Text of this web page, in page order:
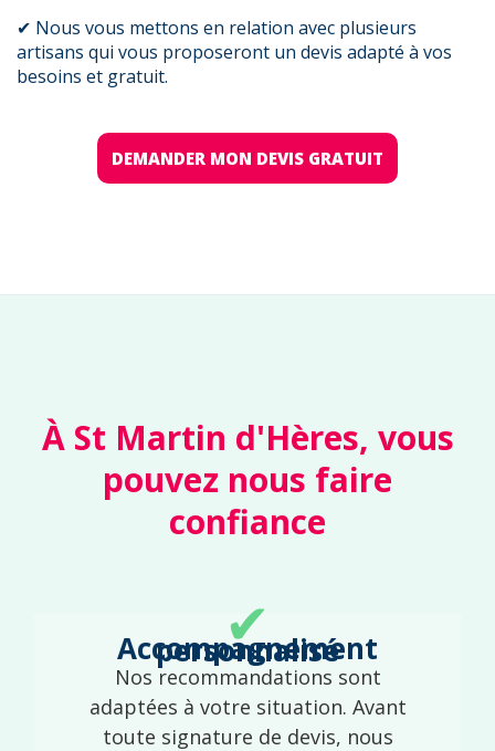
✔ Nous vous mettons en relation avec plusieurs
artisans qui vous proposeront un devis adapté à vos
besoins et gratuit.
DEMANDER MON DEVIS GRATUIT
À St Martin d'Hères, vous
pouvez nous faire
confiance
✔
Accompagnement personnalisé
Nos recommandations sont
adaptées à votre situation. Avant
toute signature de devis, nous